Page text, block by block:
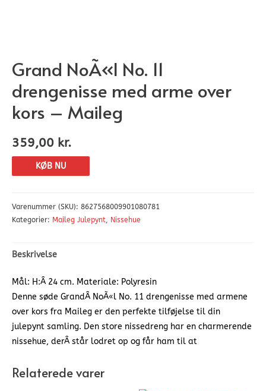
Grand NoÃ«l No. 11
drengenisse med arme over
kors – Maileg
359,00 kr.
KØB NU
Varenummer (SKU): 8627568009901080781
Kategorier: Maileg Julepynt, Nissehue
Beskrivelse
Mål: H:Â 24 cm. Materiale: Polyresin
Denne søde GrandÂ NoÃ«l No. 11 drengenisse med armene
over kors fra Maileg er den perfekte tilføjelse til din
julepynt samling. Den store nissedreng har en charmerende
nissehue, derÂ står lodret op og får ham til at
Relaterede varer